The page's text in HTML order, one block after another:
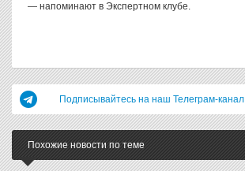
— напоминают в Экспертном клубе.
Подписывайтесь на наш Телеграм-канал
Похожие новости по теме